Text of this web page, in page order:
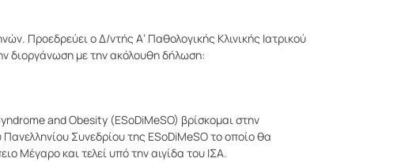
Προεδρεύει ο Δ/ντής Α’ Παθολογικής Κλινικής Ιατρικού
διοργάνωση με την ακόλουθη δήλωση:
and Obesity (ESoDiMeSO) βρίσκομαι στην
Συνεδρίου της ESoDiMeSO το οποίο θα
Μέγαρο και τελεί υπό την αιγίδα του ΙΣΑ.